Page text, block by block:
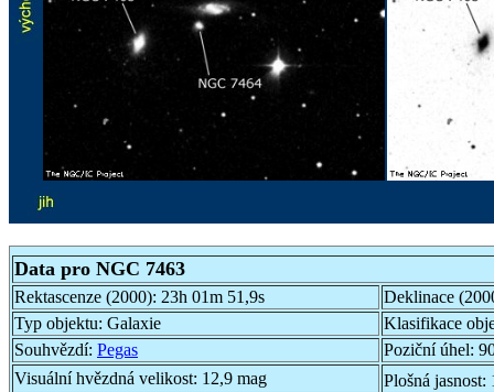
Data pro NGC 7463
Rektascenze (2000): 23h 01m 51,9s
Deklinace
Typ objektu: Galaxie
Klasifikace
Souhvězdí: Pegas Poziční úhel:
Visuální hvězdná velikost: 12,9 mag Plošná jasnost: